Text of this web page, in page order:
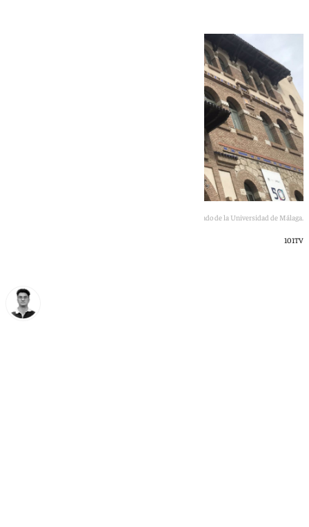
Edificio del Rectorado de la Universidad de Málaga.
101TV